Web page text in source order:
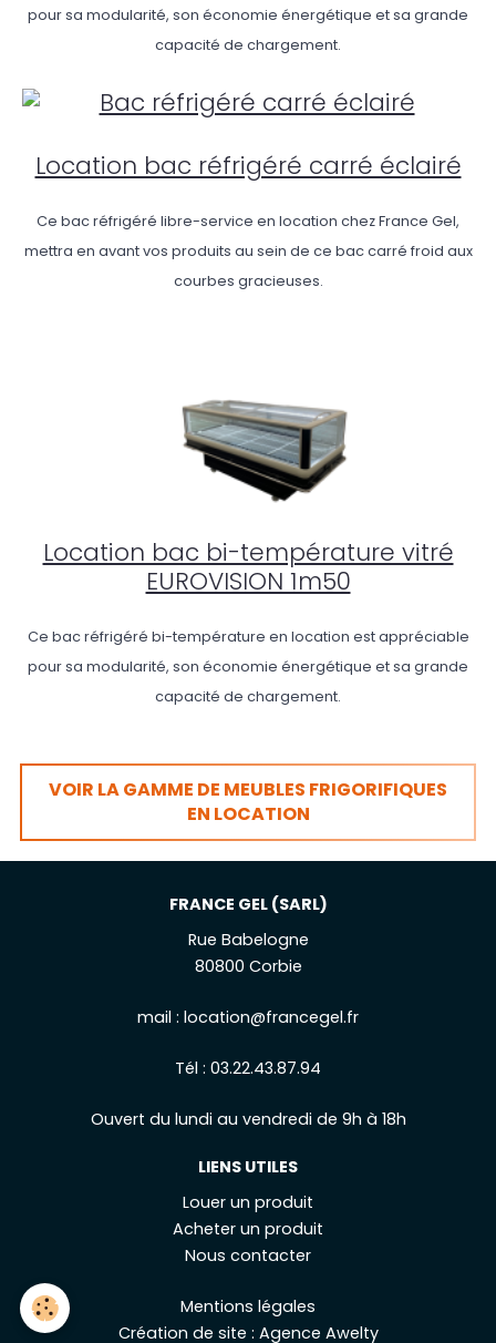
pour sa modularité, son économie énergétique et sa grande
capacité de chargement.
Location bac réfrigéré carré éclairé
Ce bac réfrigéré libre-service en location chez France Gel,
mettra en avant vos produits au sein de ce bac carré froid aux
courbes gracieuses.
Location bac bi-température vitré
EUROVISION 1m50
Ce bac réfrigéré bi-température en location est appréciable
pour sa modularité, son économie énergétique et sa grande
capacité de chargement.
VOIR LA GAMME DE MEUBLES FRIGORIFIQUES
EN LOCATION
FRANCE GEL (SARL)
Rue Babelogne
80800 Corbie
mail : location@francegel.fr
Tél : 03.22.43.87.94
Ouvert du lundi au vendredi de 9h à 18h
LIENS UTILES
Louer un produit
Acheter un produit
Nous contacter
Mentions légales
Création de site : Agence Awelty